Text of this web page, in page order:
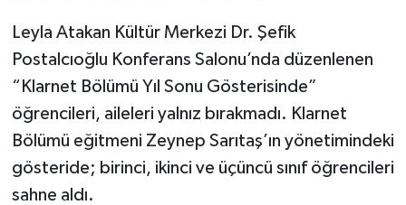
Leyla Atakan Kültür Merkezi Dr. Şefik
Postalcıoğlu Konferans Salonu’nda düzenlenen
“Klarnet Bölümü Yıl Sonu Gösterisinde”
öğrencileri, aileleri yalnız bırakmadı. Klarnet
Bölümü eğitmeni Zeynep Sarıtaş’ın yönetimindeki
gösteride; birinci, ikinci ve üçüncü sınıf öğrencileri
sahne aldı.